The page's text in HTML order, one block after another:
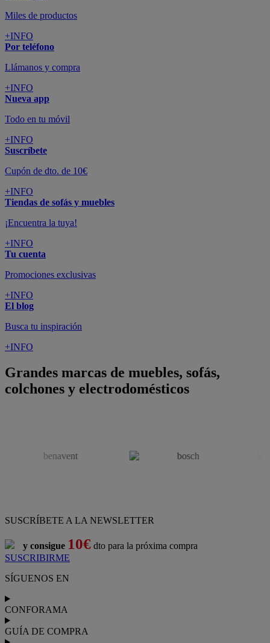
Miles de productos
+INFO
Por teléfono
Llámanos y compra
+INFO
Nueva app
Todo en tu móvil
+INFO
Suscríbete
Cupón de dto. de 10€
+INFO
Tiendas de sofás y muebles
¡Encuentra la tuya!
+INFO
Tu cuenta
Promociones exclusivas
+INFO
El blog
Busca tu inspiración
+INFO
Grandes marcas de muebles, sofás,
colchones y electrodomésticos
SUSCRÍBETE A LA NEWSLETTER
y consigue 10€ dto para la próxima compra
SUSCRIBIRME
SÍGUENOS EN
CONFORAMA
GUÍA DE COMPRA